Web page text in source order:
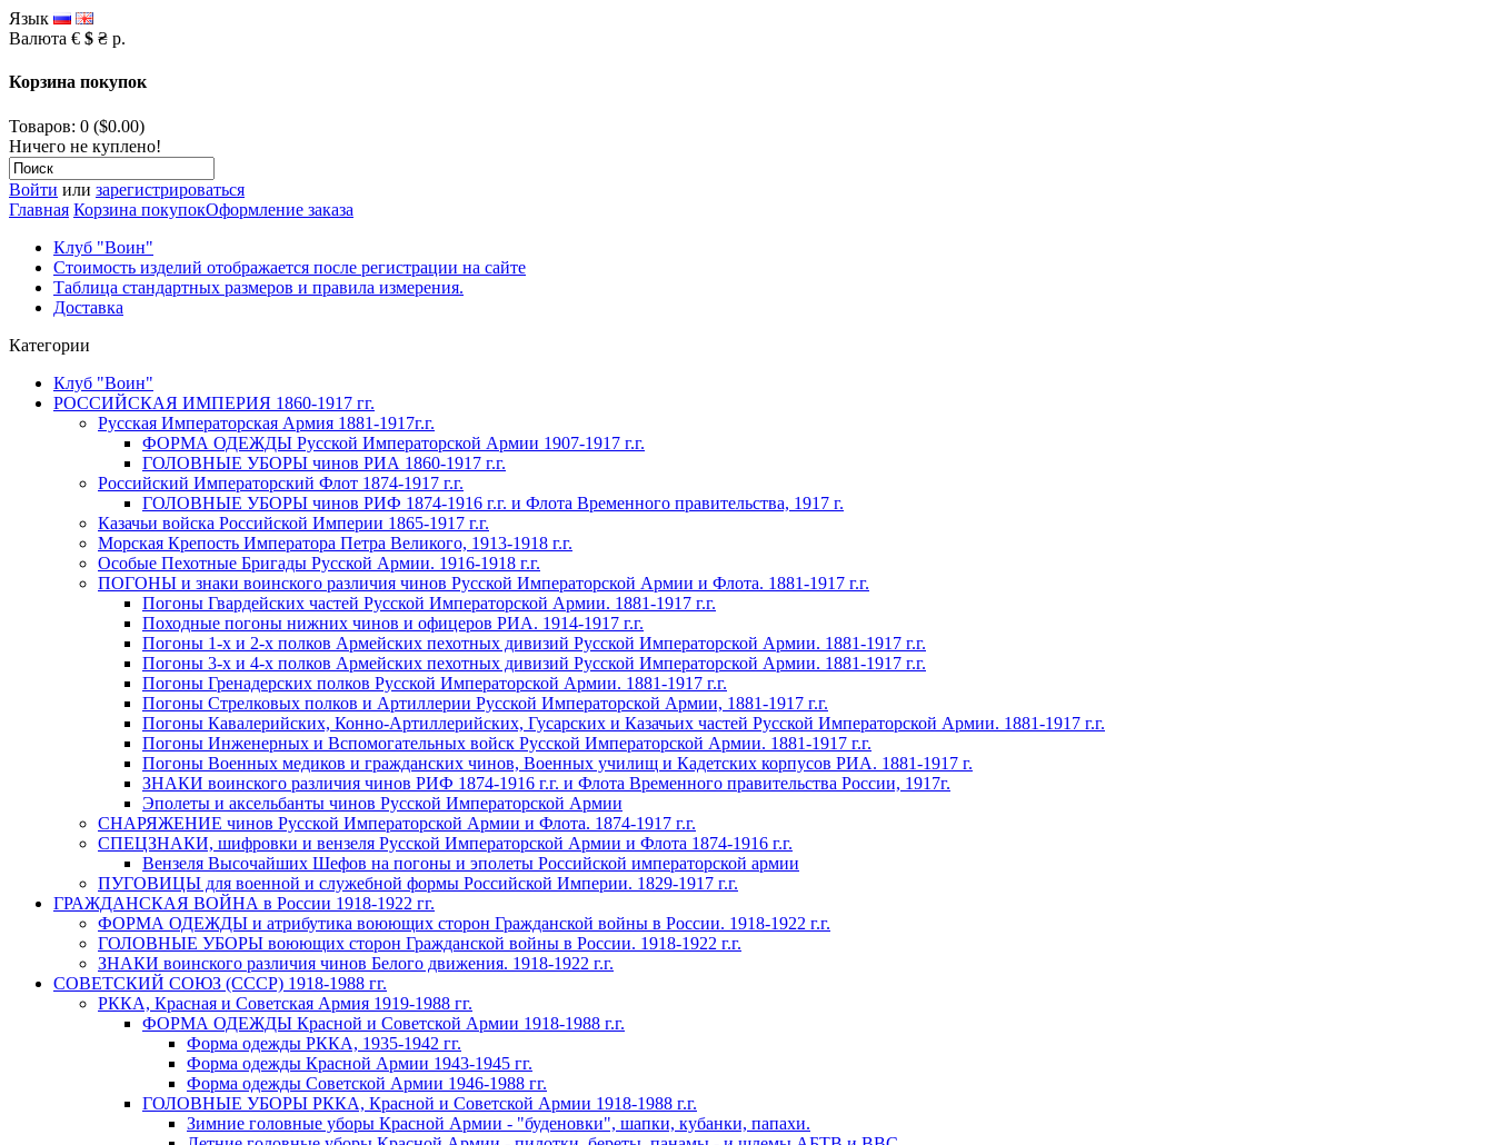
Язык
Валюта € $ ₴ р.
Корзина покупок
Товаров: 0 ($0.00)
Ничего не куплено!
Войти или зарегистрироваться
Главная Корзина покупокОформление заказа
Клуб "Воин"
Стоимость изделий отображается после регистрации на сайте
Таблица стандартных размеров и правила измерения.
Доставка
Категории
Клуб "Воин"
РОССИЙСКАЯ ИМПЕРИЯ 1860-1917 гг.
Русская Императорская Армия 1881-1917г.г.
ФОРМА ОДЕЖДЫ Русской Императорской Армии 1907-1917 г.г.
ГОЛОВНЫЕ УБОРЫ чинов РИА 1860-1917 г.г.
Российский Императорский Флот 1874-1917 г.г.
ГОЛОВНЫЕ УБОРЫ чинов РИФ 1874-1916 г.г. и Флота Временного правительства, 1917 г.
Казачьи войска Российской Империи 1865-1917 г.г.
Морская Крепость Императора Петра Великого, 1913-1918 г.г.
Особые Пехотные Бригады Русской Армии. 1916-1918 г.г.
ПОГОНЫ и знаки воинского различия чинов Русской Императорской Армии и Флота. 1881-1917 г.г.
Погоны Гвардейских частей Русской Императорской Армии. 1881-1917 г.г.
Походные погоны нижних чинов и офицеров РИА. 1914-1917 г.г.
Погоны 1-х и 2-х полков Армейских пехотных дивизий Русской Императорской Армии. 1881-1917 г.г.
Погоны 3-х и 4-х полков Армейских пехотных дивизий Русской Императорской Армии. 1881-1917 г.г.
Погоны Гренадерских полков Русской Императорской Армии. 1881-1917 г.г.
Погоны Стрелковых полков и Артиллерии Русской Императорской Армии, 1881-1917 г.г.
Погоны Кавалерийских, Конно-Артиллерийских, Гусарских и Казачьих частей Русской Императорской Армии. 1881-1917 г.г.
Погоны Инженерных и Вспомогательных войск Русской Императорской Армии. 1881-1917 г.г.
Погоны Военных медиков и гражданских чинов, Военных училищ и Кадетских корпусов РИА. 1881-1917 г.
ЗНАКИ воинского различия чинов РИФ 1874-1916 г.г. и Флота Временного правительства России, 1917г.
Эполеты и аксельбанты чинов Русской Императорской Армии
СНАРЯЖЕНИЕ чинов Русской Императорской Армии и Флота. 1874-1917 г.г.
СПЕЦЗНАКИ, шифровки и вензеля Русской Императорской Армии и Флота 1874-1916 г.г.
Вензеля Высочайших Шефов на погоны и эполеты Российской императорской армии
ПУГОВИЦЫ для военной и служебной формы Российской Империи. 1829-1917 г.г.
ГРАЖДАНСКАЯ ВОЙНА в России 1918-1922 гг.
ФОРМА ОДЕЖДЫ и атрибутика воюющих сторон Гражданской войны в России. 1918-1922 г.г.
ГОЛОВНЫЕ УБОРЫ воюющих сторон Гражданской войны в России. 1918-1922 г.г.
ЗНАКИ воинского различия чинов Белого движения. 1918-1922 г.г.
СОВЕТСКИЙ СОЮЗ (СССР) 1918-1988 гг.
РККА, Красная и Советская Армия 1919-1988 гг.
ФОРМА ОДЕЖДЫ Красной и Советской Армии 1918-1988 г.г.
Форма одежды РККА, 1935-1942 гг.
Форма одежды Красной Армии 1943-1945 гг.
Форма одежды Советской Армии 1946-1988 гг.
ГОЛОВНЫЕ УБОРЫ РККА, Красной и Советской Армии 1918-1988 г.г.
Зимние головные уборы Красной Армии - "буденовки", шапки, кубанки, папахи.